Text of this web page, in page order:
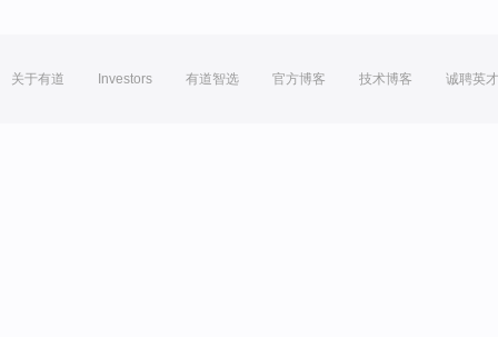
关于有道 Investors 有道智选 官方博客 技术博客 诚聘英才